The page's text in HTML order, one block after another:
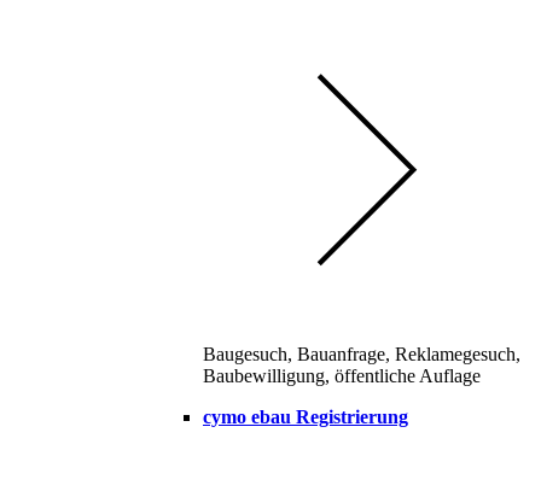
Baugesuch, Bauanfrage, Reklamegesuch,
Baubewilligung, öffentliche Auflage
cymo ebau Registrierung